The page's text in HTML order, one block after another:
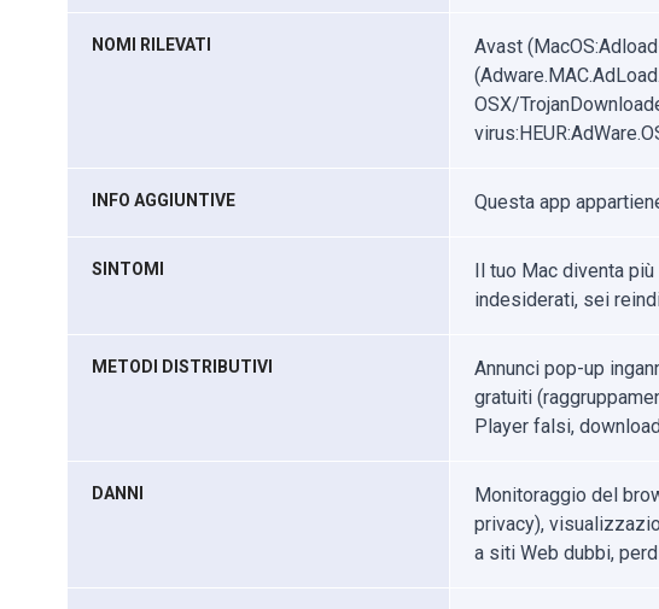
NOMI RILEVATI
Avast
OSX/
INFO AGGIUNTIVE Questa app
SINTOMI
Il tuo Mac diventa
indesiderati, sei
METODI DISTRIBUTIVI
Annunci pop-up
gratuiti
Player falsi,
DANNI
Monitoraggio del
privacy),
a siti Web dubbi,